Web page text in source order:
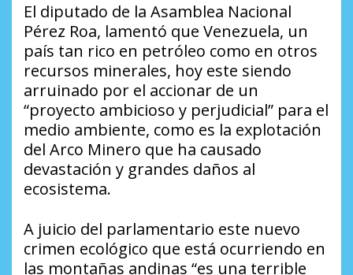
El diputado de la Asamblea Nacional
Pérez Roa, lamentó que Venezuela, un
país tan rico en petróleo como en otros
recursos minerales, hoy este siendo
arruinado por el accionar de un
“proyecto ambicioso y perjudicial” para el
medio ambiente, como es la explotación
del Arco Minero que ha causado
devastación y grandes daños al
ecosistema.
A juicio del parlamentario este nuevo
crimen ecológico que está ocurriendo en
las montañas andinas “es una terrible